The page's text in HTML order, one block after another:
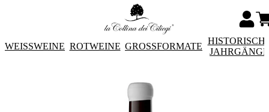
WEISSWEINE ROTWEINE GROSSFORMATE
JAHRGÄNGE